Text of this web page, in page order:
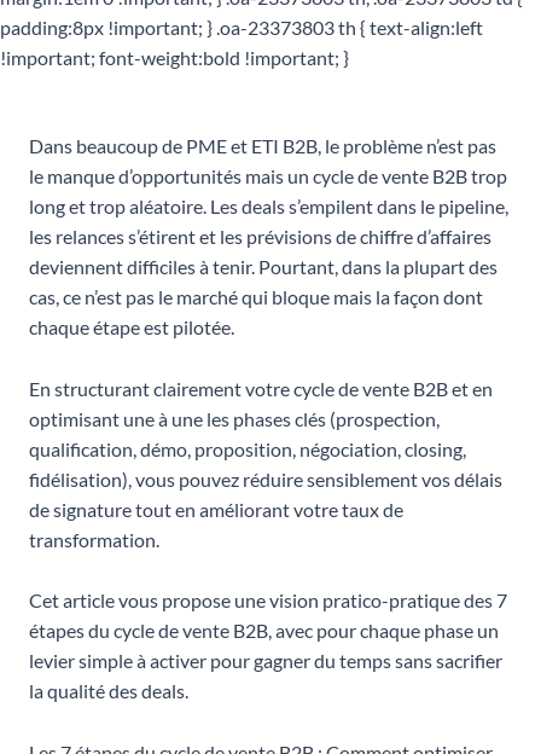
padding:8px !important; } .oa-23373803 th { text-align:left
!important; font-weight:bold !important; }
Dans beaucoup de PME et ETI B2B, le problème n’est pas
le manque d’opportunités mais un cycle de vente B2B trop
long et trop aléatoire. Les deals s’empilent dans le pipeline,
les relances s’étirent et les prévisions de chiffre d’affaires
deviennent difficiles à tenir. Pourtant, dans la plupart des
cas, ce n’est pas le marché qui bloque mais la façon dont
chaque étape est pilotée.
En structurant clairement votre cycle de vente B2B et en
optimisant une à une les phases clés (prospection,
qualification, démo, proposition, négociation, closing,
fidélisation), vous pouvez réduire sensiblement vos délais
de signature tout en améliorant votre taux de
transformation.
Cet article vous propose une vision pratico-pratique des 7
étapes du cycle de vente B2B, avec pour chaque phase un
levier simple à activer pour gagner du temps sans sacrifier
la qualité des deals.